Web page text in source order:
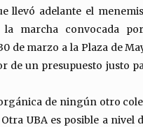
llevó adelante el
marcha convocada
de marzo a la Plaza de
de un presupuesto justo
de ningún otro
UBA es posible a nivel